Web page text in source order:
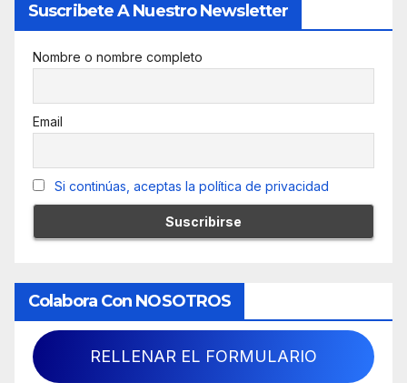
Suscribete A Nuestro Newsletter
Nombre o nombre completo
Email
Si continúas, aceptas la política de privacidad
Colabora Con NOSOTROS
RELLENAR EL FORMULARIO